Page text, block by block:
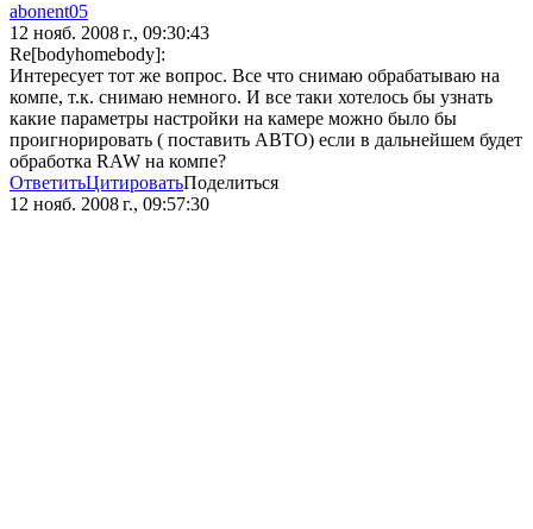
abonent05
12 нояб. 2008 г., 09:30:43
Re[bodyhomebody]:
Интересует тот же вопрос. Все что снимаю обрабатываю на
компе, т.к. снимаю немного. И все таки хотелось бы узнать
какие параметры настройки на камере можно было бы
проигнорировать ( поставить АВТО) если в дальнейшем будет
обработка RAW на компе?
ОтветитьЦитироватьПоделиться
12 нояб. 2008 г., 09:57:30